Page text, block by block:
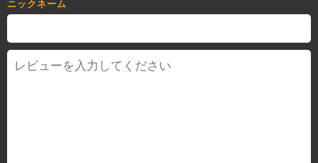
ニックネーム